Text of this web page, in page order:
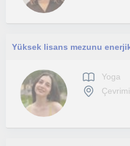
Yüksek lisans mezunu
Yoga